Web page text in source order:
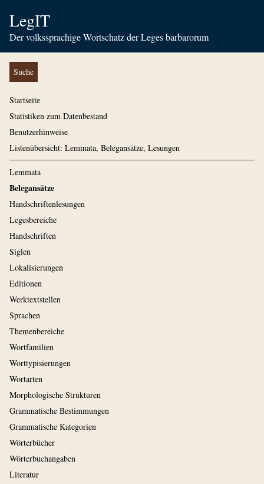
LegIT
Der volkssprachige Wortschatz der Leges barbarorum
Suche
Startseite
Statistiken zum Datenbestand
Benutzerhinweise
Listenübersicht: Lemmata, Belegansätze, Lesungen
Lemmata
Belegansätze
Handschriftenlesungen
Legesbereiche
Handschriften
Siglen
Lokalisierungen
Editionen
Werktextstellen
Sprachen
Themenbereiche
Wortfamilien
Worttypisierungen
Wortarten
Morphologische Strukturen
Grammatische Bestimmungen
Grammatische Kategorien
Wörterbücher
Wörterbuchangaben
Literatur